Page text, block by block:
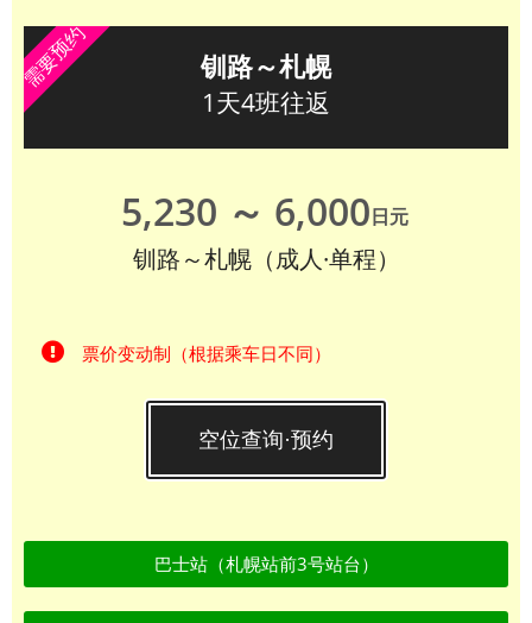
钏路～札幌
1天4班往返
5,230 ～ 6,000日元
钏路～札幌（成人·单程）
票价变动制（根据乘车日不同）
空位查询·预约
需要预约
巴士站（札幌站前3号站台）